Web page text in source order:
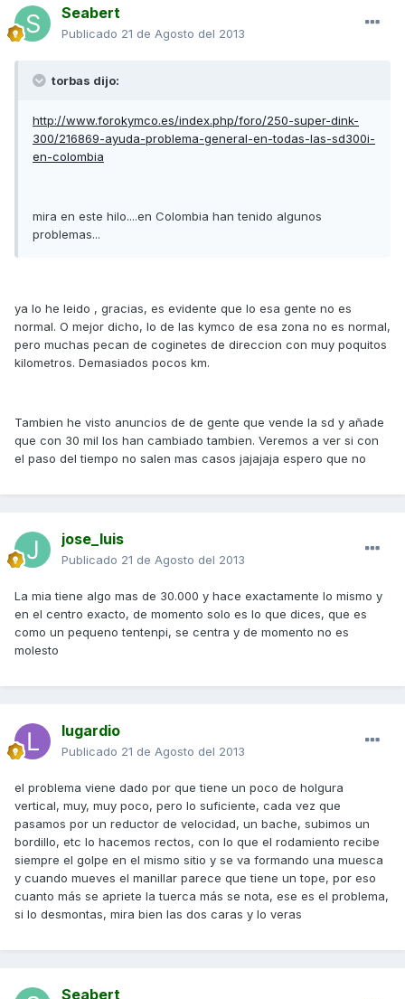
Seabert
Publicado 21 de Agosto del 2013
torbas dijo:
http://www.forokymco.es/index.php/foro/250-super-dink-
300/216869-ayuda-problema-general-en-todas-las-sd300i-
en-colombia
mira en este hilo....en Colombia han tenido algunos
problemas...
ya lo he leido , gracias, es evidente que lo esa gente no es
normal. O mejor dicho, lo de las kymco de esa zona no es normal,
pero muchas pecan de coginetes de direccion con muy poquitos
kilometros. Demasiados pocos km.
Tambien he visto anuncios de de gente que vende la sd y añade
que con 30 mil los han cambiado tambien. Veremos a ver si con
el paso del tiempo no salen mas casos jajajaja espero que no
jose_luis
Publicado 21 de Agosto del 2013
La mia tiene algo mas de 30.000 y hace exactamente lo mismo y
en el centro exacto, de momento solo es lo que dices, que es
como un pequeno tentenpi, se centra y de momento no es
molesto
lugardio
Publicado 21 de Agosto del 2013
el problema viene dado por que tiene un poco de holgura
vertical, muy, muy poco, pero lo suficiente, cada vez que
pasamos por un reductor de velocidad, un bache, subimos un
bordillo, etc lo hacemos rectos, con lo que el rodamiento recibe
siempre el golpe en el mismo sitio y se va formando una muesca
y cuando mueves el manillar parece que tiene un tope, por eso
cuanto más se apriete la tuerca más se nota, ese es el problema,
si lo desmontas, mira bien las dos caras y lo veras
Seabert